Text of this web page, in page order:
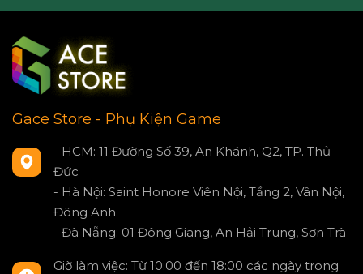
Gace Store - Phụ Kiện Game
- HCM: 11 Đường Số 39, An Khánh, Q2, TP. Thủ
Đức
- Hà Nội: Saint Honore Viên Nội, Tầng 2, Vân Nội,
Đông Anh
- Đà Nẵng: 01 Đông Giang, An Hải Trung, Sơn Trà
Giờ làm việc: Từ 10:00 đến 18:00 các ngày trong